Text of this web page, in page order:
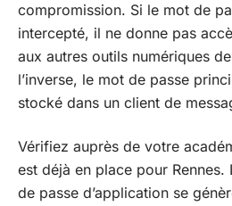
compromission. Si le mot de
intercepté, il ne donne pas
aux autres outils numériques
l’inverse, le mot de passe
stocké dans un client de
Vérifiez auprès de votre
est déjà en place pour
de passe d’application se